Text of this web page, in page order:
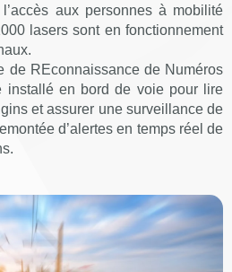
aux personnes à mobilité
lasers sont en fonctionnement
de REconnaissance de Numéros
installé en bord de voie pour lire
et assurer une surveillance de
d’alertes en temps réel de